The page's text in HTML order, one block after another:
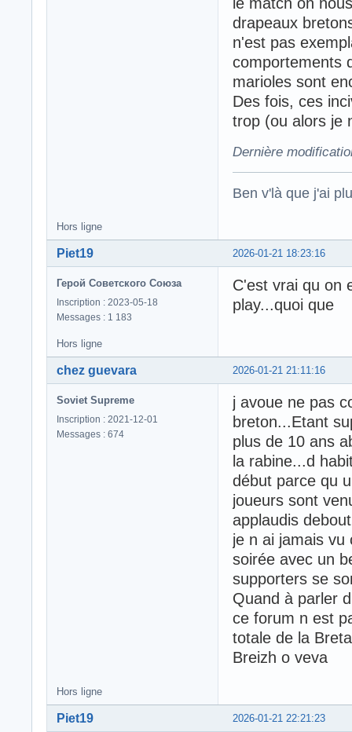
le match on
drapeaux
n'est pas
comportements
marioles sont
Des fois, ces
trop (ou alors je
Dernière
Ben v'là que j'ai
Hors ligne
2026-01-21 18:23:16
Piet19
Герой Советского Союза
Inscription : 2023-05-18
Messages : 1 183
C'est vrai qu on
play...quoi que
Hors ligne
2026-01-21 21:11:16
chez guevara
Soviet Supreme
Inscription : 2021-12-01
Messages : 674
j avoue ne pas
breton...Etant
plus de 10 ans
la rabine...d
début parce qu
joueurs sont
applaudis
je n ai jamais vu
soirée avec un
supporters se
Quand à parler
ce forum n est
totale de la
Breizh o veva
Hors ligne
2026-01-21 22:21:23
Piet19